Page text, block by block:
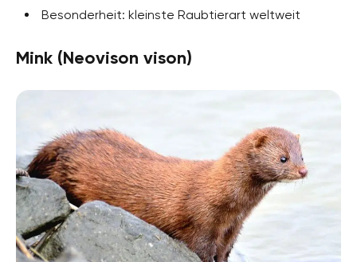
Besonderheit: kleinste Raubtierart weltweit
Mink (Neovison vison)